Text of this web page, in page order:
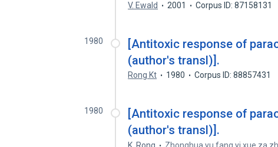
V. Ewald 2001 Corpus ID: 87158131
1980
[Antitoxic response of
(author's transl)].
Rong Kt 1980 Corpus ID: 88857431
1980
[Antitoxic response of
(author's transl)].